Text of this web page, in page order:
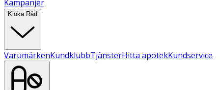
Kampanjer
Kloka Råd
VarumärkenKundklubbTjänsterHitta apotekKundservice